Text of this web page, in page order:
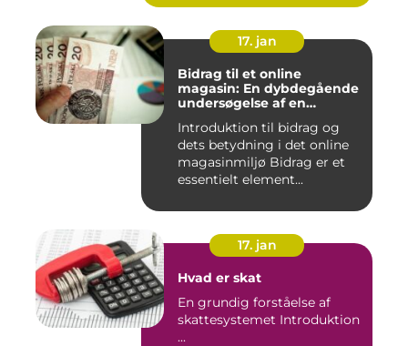
17. jan
Bidrag til et online
magasin: En dybdegående
undersøgelse af en
udgivelser
Introduktion til bidrag og
dets betydning i det online
magasinmiljø Bidrag er et
essentielt element...
17. jan
Hvad er skat
En grundig forståelse af
skattesystemet Introduktion
...